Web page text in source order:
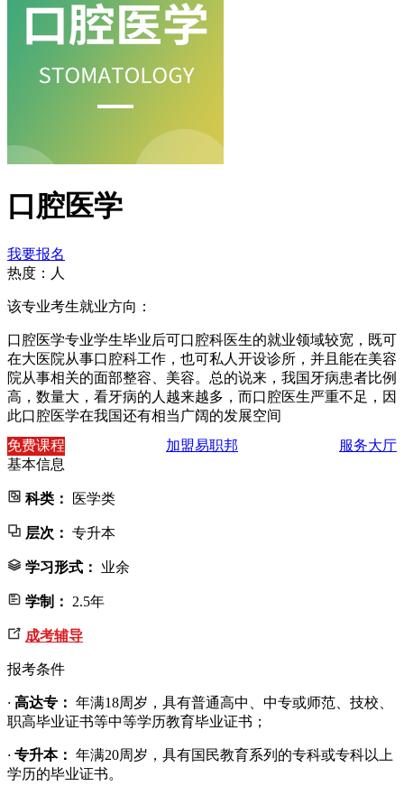
口腔医学
我要报名
热度： 人
该专业考生就业方向：
口腔医学专业学生毕业后可口腔科医生的就业领域较宽，既可
在大医院从事口腔科工作，也可私人开设诊所，并且能在美容
院从事相关的面部整容、美容。总的说来，我国牙病患者比例
高，数量大，看牙病的人越来越多，而口腔医生严重不足，因
此口腔医学在我国还有相当广阔的发展空间
免费课程
加盟易职邦
服务大厅
基本信息
科类： 医学类
层次： 专升本
学习形式： 业余
学制： 2.5年
成考辅导
报考条件
· 高达专： 年满18周岁，具有普通高中、中专或师范、技校、
职高毕业证书等中等学历教育毕业证书；
· 专升本： 年满20周岁，具有国民教育系列的专科或专科以上
学历的毕业证书。